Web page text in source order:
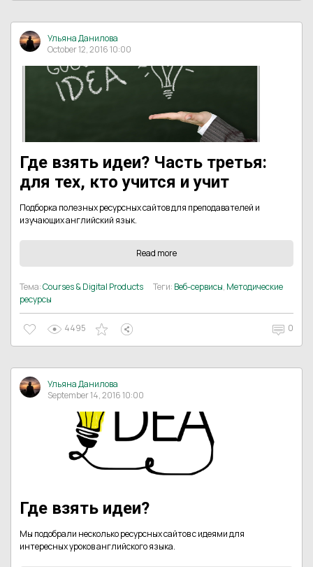
Ульяна Данилова
October 12, 2016 10:00
Где взять идеи? Часть третья:
для тех, кто учится и учит
Подборка полезных ресурсных сайтов для преподавателей и
изучающих английский язык.
Read more
Тема:Courses & Digital Products Теги: Веб-сервисы, Методические
ресурсы
4495 0
Ульяна Данилова
September 14, 2016 10:00
Где взять идеи?
Мы подобрали несколько ресурсных сайтов с идеями для
интересных уроков английского языка.